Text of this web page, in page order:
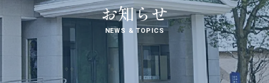
お知らせ
NEWS & TOPICS